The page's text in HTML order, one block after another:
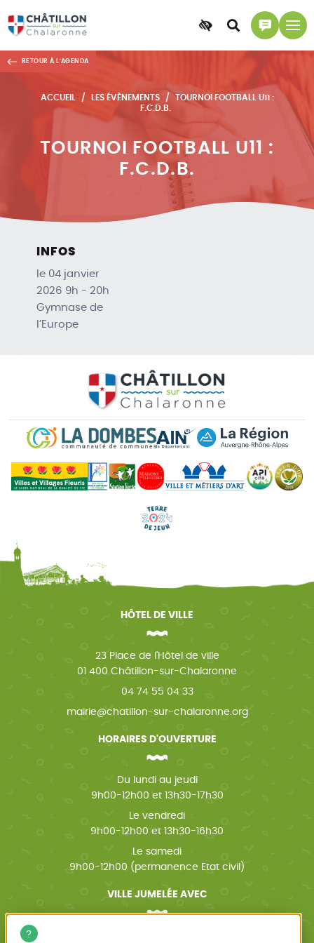
Accessibilité
Accéder
à
recherche
Accéder
à
page
contact
ACCUEIL LES ÉVÈNEMENTS
TOURNOI FOOTBALL U11 :
F.C.D.B.
TOURNOI FOOTBALL U11 :
F.C.D.B.
RETOUR À L'AGENDA
INFOS
le 04 janvier
2026 9h - 20h
Gymnase de
l’Europe
HÔTEL DE VILLE
23 Place de l'Hôtel de ville
01 400 Châtillon-sur-Chalaronne
04 74 55 04 33
mairie@chatillon-sur-chalaronne.org
HORAIRES D'OUVERTURE
Du lundi au jeudi
9h00-12h00 et 13h30-17h30
Le vendredi
9h00-12h00 et 13h30-16h30
Le samedi
9h00-12h00 (permanence Etat civil)
VILLE JUMELÉE AVEC